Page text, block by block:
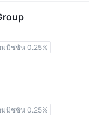
มมิชชัน 0.25%
มมิชชัน 0.25%